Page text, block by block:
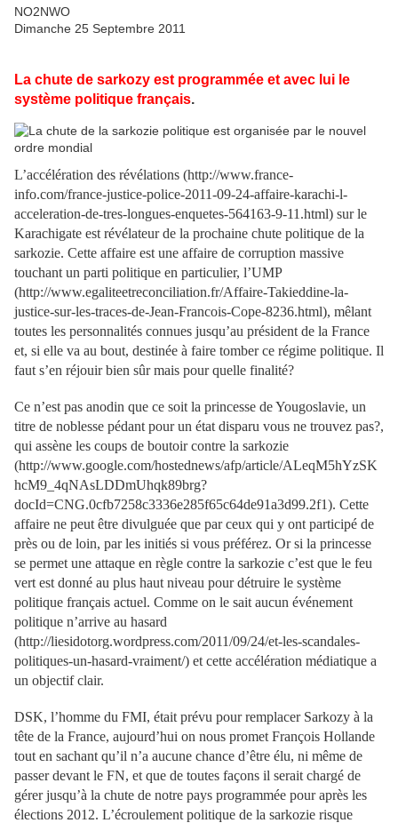
NO2NWO
Dimanche 25 Septembre 2011
La chute de sarkozy est programmée et avec lui le
système politique français
L’accélération des révélations (http://www.france-
info.com/france-justice-police-2011-09-24-affaire-karachi-l-
acceleration-de-tres-longues-enquetes-564163-9-11.html) sur le
Karachigate est révélateur de la prochaine chute politique de la
sarkozie. Cette affaire est une affaire de corruption massive
touchant un parti politique en particulier, l’UMP
(http://www.egaliteetreconciliation.fr/Affaire-Takieddine-la-
justice-sur-les-traces-de-Jean-Francois-Cope-8236.html), mêlant
toutes les personnalités connues jusqu’au président de la France
et, si elle va au bout, destinée à faire tomber ce régime politique. Il
faut s’en réjouir bien sûr mais pour quelle finalité?
Ce n’est pas anodin que ce soit la princesse de Yougoslavie, un
titre de noblesse pédant pour un état disparu vous ne trouvez pas?,
qui assène les coups de boutoir contre la sarkozie
(http://www.google.com/hostednews/afp/article/ALeqM5hYzSK
hcM9_4qNAsLDDmUhqk89brg?
docId=CNG.0cfb7258c3336e285f65c64de91a3d99.2f1). Cette
affaire ne peut être divulguée que par ceux qui y ont participé de
près ou de loin, par les initiés si vous préférez. Or si la princesse
se permet une attaque en règle contre la sarkozie c’est que le feu
vert est donné au plus haut niveau pour détruire le système
politique français actuel. Comme on le sait aucun événement
politique n’arrive au hasard
(http://liesidotorg.wordpress.com/2011/09/24/et-les-scandales-
politiques-un-hasard-vraiment/) et cette accélération médiatique a
un objectif clair.
DSK, l’homme du FMI, était prévu pour remplacer Sarkozy à la
tête de la France, aujourd’hui on nous promet François Hollande
tout en sachant qu’il n’a aucune chance d’être élu, ni même de
passer devant le FN, et que de toutes façons il serait chargé de
gérer jusqu’à la chute de notre pays programmée pour après les
élections 2012. L’écroulement politique de la sarkozie risque